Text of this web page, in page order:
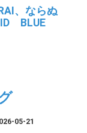
、ならぬ
BLUE
05-21